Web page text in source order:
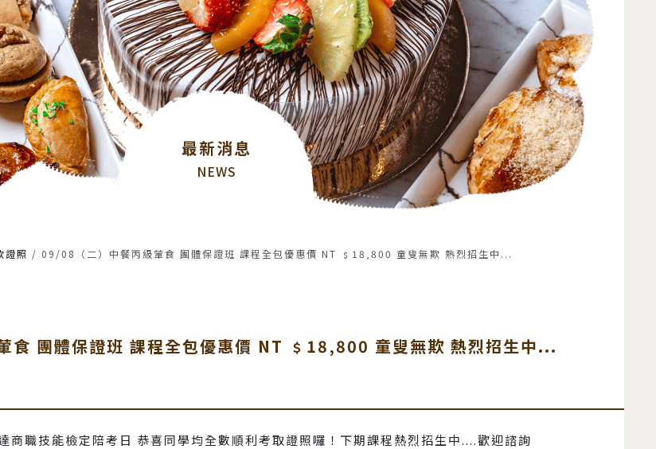
最新消息
NEWS
證照 / 09/08（二）中餐丙級葷食 團體保證班 課程全包優惠價 NT ﹩18‚800 童叟無欺 熱烈招生中...
食 團體保證班 課程全包優惠價 NT ﹩18‚800 童叟無欺 熱烈招生中...
商職技能檢定陪考日 恭喜同學均全數順利考取證照囉！下期課程熱烈招生中....歡迎諮詢